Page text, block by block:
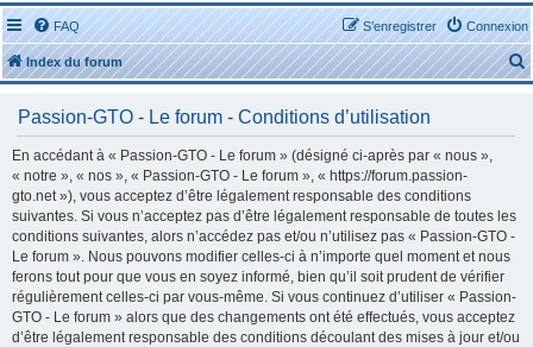
FAQ Connexion
S’enregistrer
Index du forum
e
Passion-GTO - Le forum - Conditions d’utilisation
En accédant à « Passion-GTO - Le forum » (désigné ci-après par « nous »,
« notre », « nos », « Passion-GTO - Le forum », « https://forum.passion-
gto.net »), vous acceptez d’être légalement responsable des conditions
suivantes. Si vous n’acceptez pas d’être légalement responsable de toutes les
conditions suivantes, alors n’accédez pas et/ou n’utilisez pas « Passion-GTO -
Le forum ». Nous pouvons modifier celles-ci à n’importe quel moment et nous
ferons tout pour que vous en soyez informé, bien qu’il soit prudent de vérifier
régulièrement celles-ci par vous-même. Si vous continuez d’utiliser « Passion-
GTO - Le forum » alors que des changements ont été effectués, vous acceptez
d’être légalement responsable des conditions découlant des mises à jour et/ou